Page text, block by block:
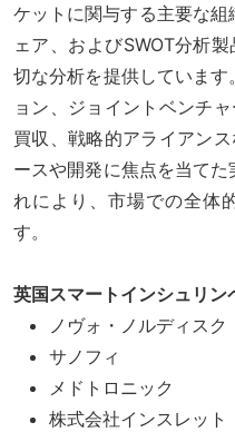
ケットに関与する主要な
ェア、およびSWOT分析
切な分析を提供していま
ョン、ジョイントベンチ
買収、戦略的アライアン
ースや開発に焦点を当て
れにより、市場での全体
す。
英国スマートインシュリン
ノヴォ・ノルディスク
サノフィ
メドトロニック
株式会社インスレット